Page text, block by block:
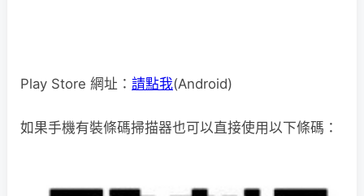
Play Store 網址： 請點我(Android)
如果手機有裝條碼掃描器也可以直接使用以下條碼：